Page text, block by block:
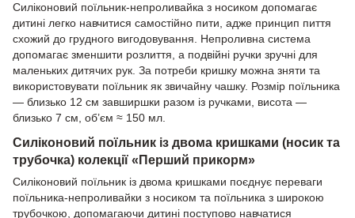
Силіконовий поїльник-непроливайка з носиком допомагає
дитині легко навчитися самостійно пити, адже принцип пиття
схожий до грудного вигодовування. Непроливна система
допомагає зменшити розлиття, а подвійні ручки зручні для
маленьких дитячих рук. За потреби кришку можна зняти та
використовувати поїльник як звичайну чашку. Розмір поїльника
— близько 12 см завширшки разом із ручками, висота —
близько 7 см, об’єм ≈ 150 мл.
Силіконовий поїльник із двома кришками (носик та
трубочка) колекції «Перший прикорм»
Силіконовий поїльник із двома кришками поєднує переваги
поїльника-непроливайки з носиком та поїльника з широкою
трубочкою, допомагаючи дитині поступово навчатися